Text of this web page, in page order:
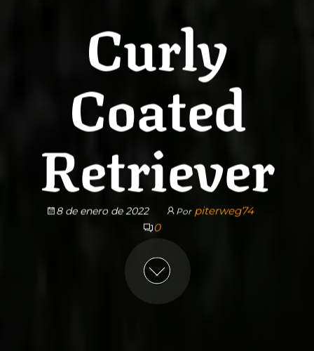
Curly
Coated
Retriever
8 de enero de 2022 Por piterweg74
0